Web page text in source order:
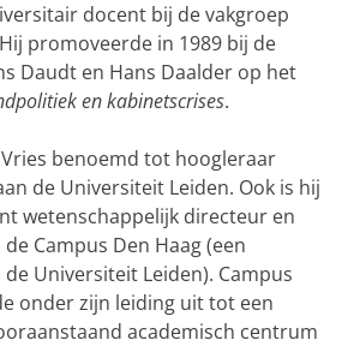
docent bij de vakgroep
promoveerde in 1989 bij de
Daudt en Hans Daalder op het
en kabinetscrises.
benoemd tot hoogleraar
de Universiteit Leiden. Ook is hij
wetenschappelijk directeur en
Campus Den Haag (een
Universiteit Leiden). Campus
onder zijn leiding uit tot een
academisch centrum